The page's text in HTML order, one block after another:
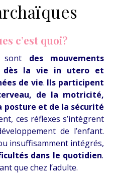
c’est quoi?
sont des mouvements
dès la vie in utero et
de vie. Ils participent
de la motricité,
posture et de la sécurité
ces réflexes s’intègrent
de l’enfant.
insuffisamment intégrés,
dans le quotidien.
que chez l’adulte.